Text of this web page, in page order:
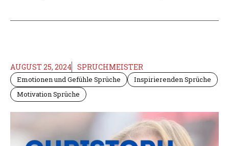
AUGUST 25, 2024 SPRUCHMEISTER
Emotionen und Gefühle Sprüche
Inspirierenden Sprüche
Motivation Sprüche